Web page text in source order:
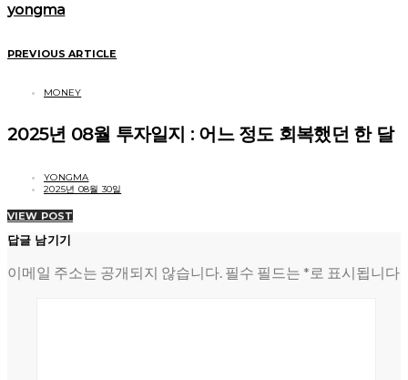
yongma
PREVIOUS ARTICLE
MONEY
2025년 08월 투자일지 : 어느 정도 회복했던 한 달
YONGMA
2025년 08월 30일
VIEW POST
답글 남기기
이메일 주소는 공개되지 않습니다. 필수 필드는 * 로 표시됩니다